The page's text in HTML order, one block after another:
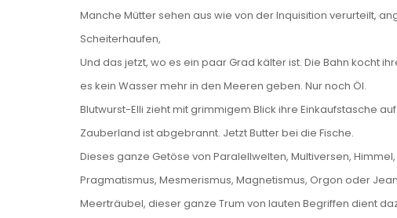
Manche Mütter sehen aus wie von der Inquisition verurteilt,
Scheiterhaufen,
Und das jetzt, wo es ein paar Grad kälter ist. Die Bahn kocht
es kein Wasser mehr in den Meeren geben. Nur noch Öl.
Blutwurst-Elli zieht mit grimmigem Blick ihre Einkaufstasche
Zauberland ist abgebrannt. Jetzt Butter bei die Fische.
Dieses ganze Getöse von Paralellwelten, Multiversen,
Pragmatismus, Mesmerismus, Magnetismus, Orgon oder
Meerträubel, dieser ganze Trum von lauten Begriffen dient